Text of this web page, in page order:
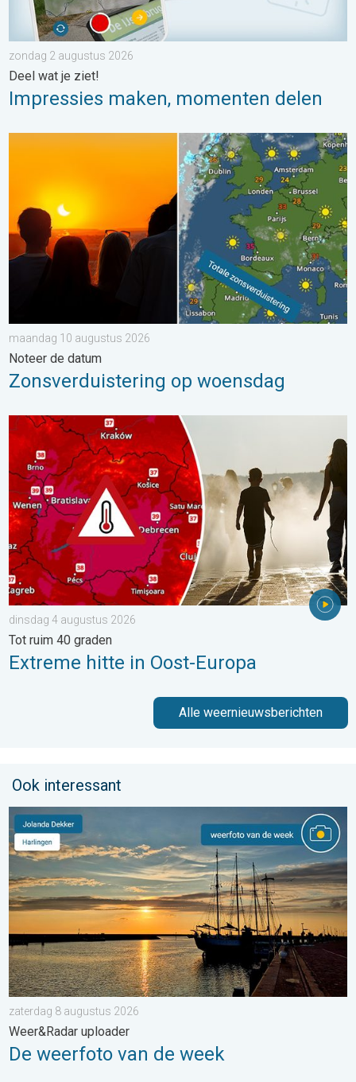
zondag 2 augustus 2026
Deel wat je ziet!
Impressies maken, momenten delen
Zonsverduistering op woensdag. Noteer de datum. . .
maandag 10 augustus 2026
Noteer de datum
Zonsverduistering op woensdag
Extreme hitte in Oost-Europa. Tot ruim 40 graden. . . dinsdag
dinsdag 4 augustus 2026
Tot ruim 40 graden
Extreme hitte in Oost-Europa
Alle weernieuwsberichten
Ook interessant
De weerfoto van de week. Weer&Radar uploader. . . zaterdag
zaterdag 8 augustus 2026
Weer&Radar uploader
De weerfoto van de week